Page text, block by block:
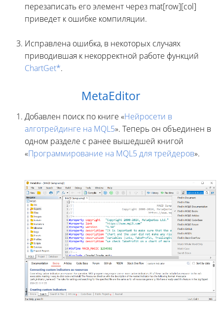
перезаписать его элемент через mat[row][col]
приведет к ошибке компиляции.
Исправлена ошибка, в некоторых случаях
приводившая к некорректной работе функций
ChartGet*.
MetaEditor
Добавлен поиск по книге «Нейросети в
алготрейдинге на MQL5». Теперь он объединен в
одном разделе с ранее вышедшей книгой
«Программирование на MQL5 для трейдеров».